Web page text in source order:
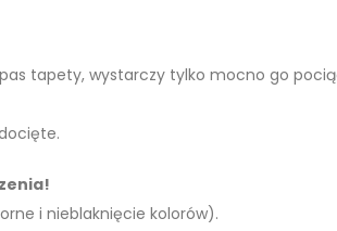
tapety, wystarczy tylko mocno go
i nieblaknięcie kolorów).